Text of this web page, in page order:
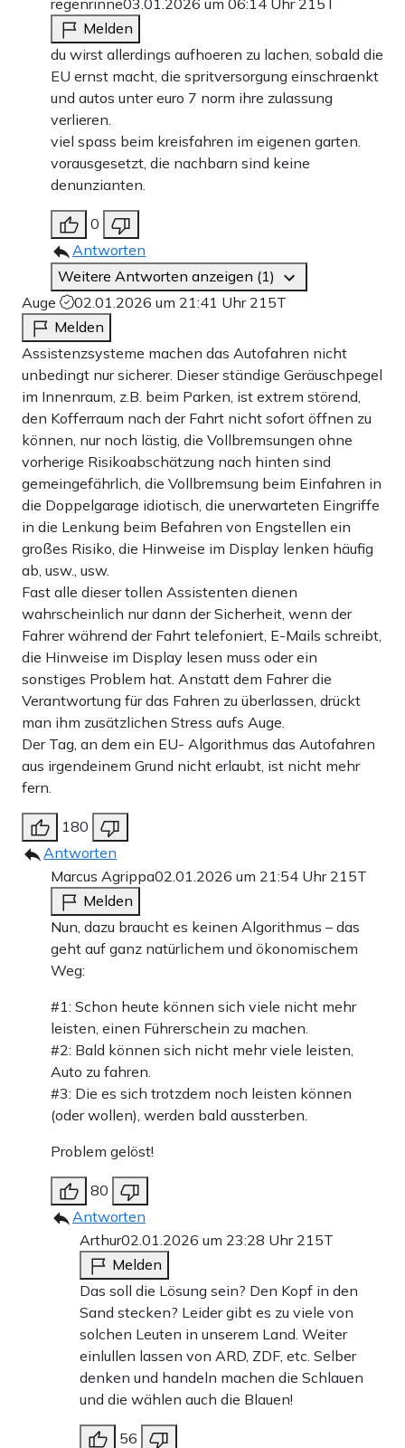
Melden
du wirst allerdings aufhoeren zu lachen, sobald die
EU ernst macht, die spritversorgung einschraenkt
und autos unter euro 7 norm ihre zulassung
verlieren.
viel spass beim kreisfahren im eigenen garten.
vorausgesetzt, die nachbarn sind keine
denunzianten.
0
Antworten
Weitere Antworten anzeigen (1)
Auge
02.01.2026 um 21:41 Uhr 215T
Melden
Assistenzsysteme machen das Autofahren nicht
unbedingt nur sicherer. Dieser ständige Geräuschpegel
im Innenraum, z.B. beim Parken, ist extrem störend,
den Kofferraum nach der Fahrt nicht sofort öffnen zu
können, nur noch lästig, die Vollbremsungen ohne
vorherige Risikoabschätzung nach hinten sind
gemeingefährlich, die Vollbremsung beim Einfahren in
die Doppelgarage idiotisch, die unerwarteten Eingriffe
in die Lenkung beim Befahren von Engstellen ein
großes Risiko, die Hinweise im Display lenken häufig
ab, usw., usw.
Fast alle dieser tollen Assistenten dienen
wahrscheinlich nur dann der Sicherheit, wenn der
Fahrer während der Fahrt telefoniert, E-Mails schreibt,
die Hinweise im Display lesen muss oder ein
sonstiges Problem hat. Anstatt dem Fahrer die
Verantwortung für das Fahren zu überlassen, drückt
man ihm zusätzlichen Stress aufs Auge.
Der Tag, an dem ein EU- Algorithmus das Autofahren
aus irgendeinem Grund nicht erlaubt, ist nicht mehr
fern.
180
Antworten
Marcus Agrippa02.01.2026 um 21:54 Uhr 215T
Melden
Nun, dazu braucht es keinen Algorithmus – das
geht auf ganz natürlichem und ökonomischem
Weg:
#1: Schon heute können sich viele nicht mehr
leisten, einen Führerschein zu machen.
#2: Bald können sich nicht mehr viele leisten,
Auto zu fahren.
#3: Die es sich trotzdem noch leisten können
(oder wollen), werden bald aussterben.
Problem gelöst!
80
Antworten
Arthur02.01.2026 um 23:28 Uhr 215T
Melden
Das soll die Lösung sein? Den Kopf in den
Sand stecken? Leider gibt es zu viele von
solchen Leuten in unserem Land. Weiter
einlullen lassen von ARD, ZDF, etc. Selber
denken und handeln machen die Schlauen
und die wählen auch die Blauen!
56